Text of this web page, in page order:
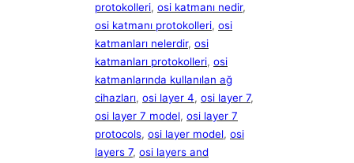
protokolleri, osi katmanı nedir
osi katmanı protokolleri, osi
katmanları nelerdir, osi
katmanları protokolleri, osi
katmanlarında kullanılan ağ
cihazları, osi layer 4, osi layer 7
osi layer 7 model, osi layer 7
protocols, osi layer model, osi
layers 7, osi layers and